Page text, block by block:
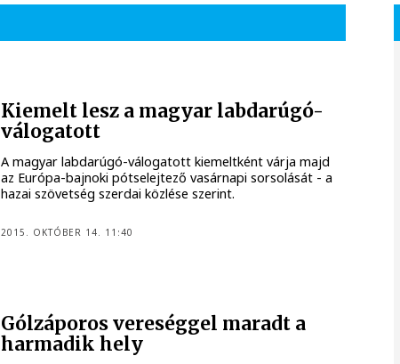
Kiemelt lesz a magyar labdarúgó-
válogatott
A magyar labdarúgó-válogatott kiemeltként várja majd
az Európa-bajnoki pótselejtező vasárnapi sorsolását - a
hazai szövetség szerdai közlése szerint.
2015. OKTÓBER 14. 11:40
Gólzáporos vereséggel maradt a
harmadik hely